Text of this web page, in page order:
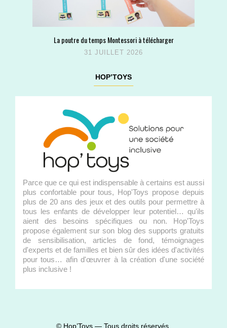
La poutre du temps Montessori à télécharger
31 JUILLET 2026
HOP’TOYS
Parce que ce qui est indispensable à certains est aussi
plus confortable pour tous, Hop'Toys propose depuis
plus de 20 ans des jeux et des outils pour permettre à
tous les enfants de développer leur potentiel… qu'ils
aient des besoins spécifiques ou non. Hop'Toys
propose également sur son blog des supports gratuits
de sensibilisation, articles de fond, témoignages
d'experts et de familles et bien sûr des idées d'activités
pour tous… afin d'œuvrer à la création d'une société
plus inclusive !
© Hop’Toys — Tous droits réservés.